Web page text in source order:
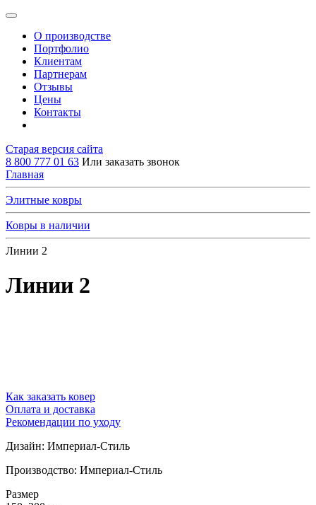
О производстве
Портфолио
Клиентам
Партнерам
Отзывы
Цены
Контакты
Старая версия сайта
8 800 777 01 63 Или заказать звонок
Главная
Элитные ковры
Ковры в наличии
Линии 2
Линии 2
Как заказать ковер
Оплата и доставка
Рекомендации по уходу
Дизайн: Империал-Стиль
Производство: Империал-Стиль
Размер